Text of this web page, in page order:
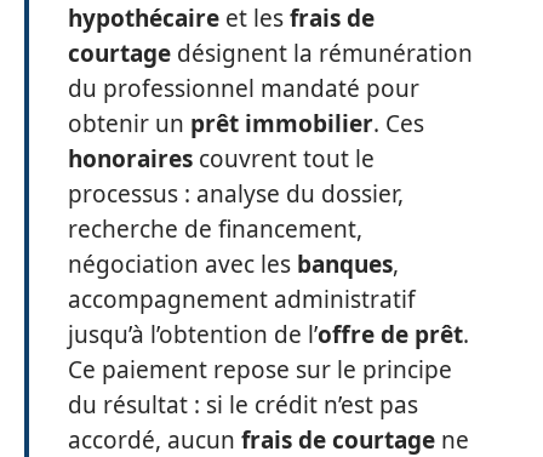
hypothécaire et lesfrais de
courtage désignent la rémunération
du professionnel mandaté pour
obtenir un prêt immobilier. Ces
honoraires couvrent tout le
processus : analyse du dossier,
recherche de financement,
négociation avec les banques,
accompagnement administratif
jusqu’à l’obtention de l’offre de prêt.
Ce paiement repose sur le principe
du résultat : si le crédit n’est pas
accordé, aucun frais de courtage ne